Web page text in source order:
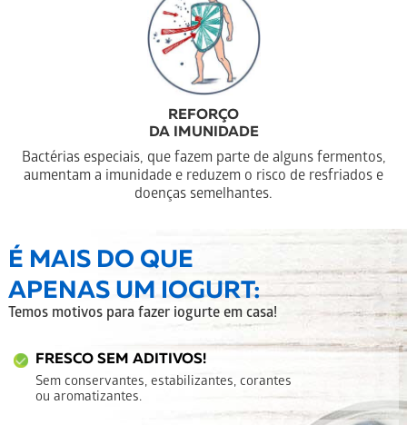
REFORÇO
DA IMUNIDADE
Bactérias especiais, que fazem parte de alguns fermentos,
aumentam a imunidade e reduzem o risco de resfriados e
doenças semelhantes.
É MAIS DO QUE
APENAS UM IOGURT:
Temos motivos para fazer iogurte em casa!
FRESCO SEM ADITIVOS!
Sem conservantes, estabilizantes, corantes
ou aromatizantes.